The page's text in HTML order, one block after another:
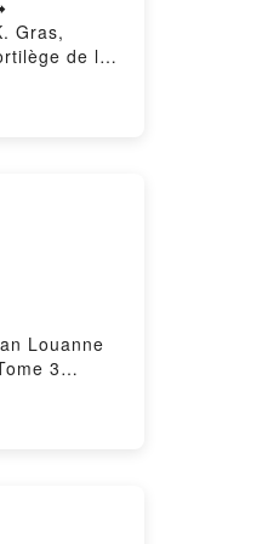
Gras,
de la
noire J.K.
Louanne
3
Serra